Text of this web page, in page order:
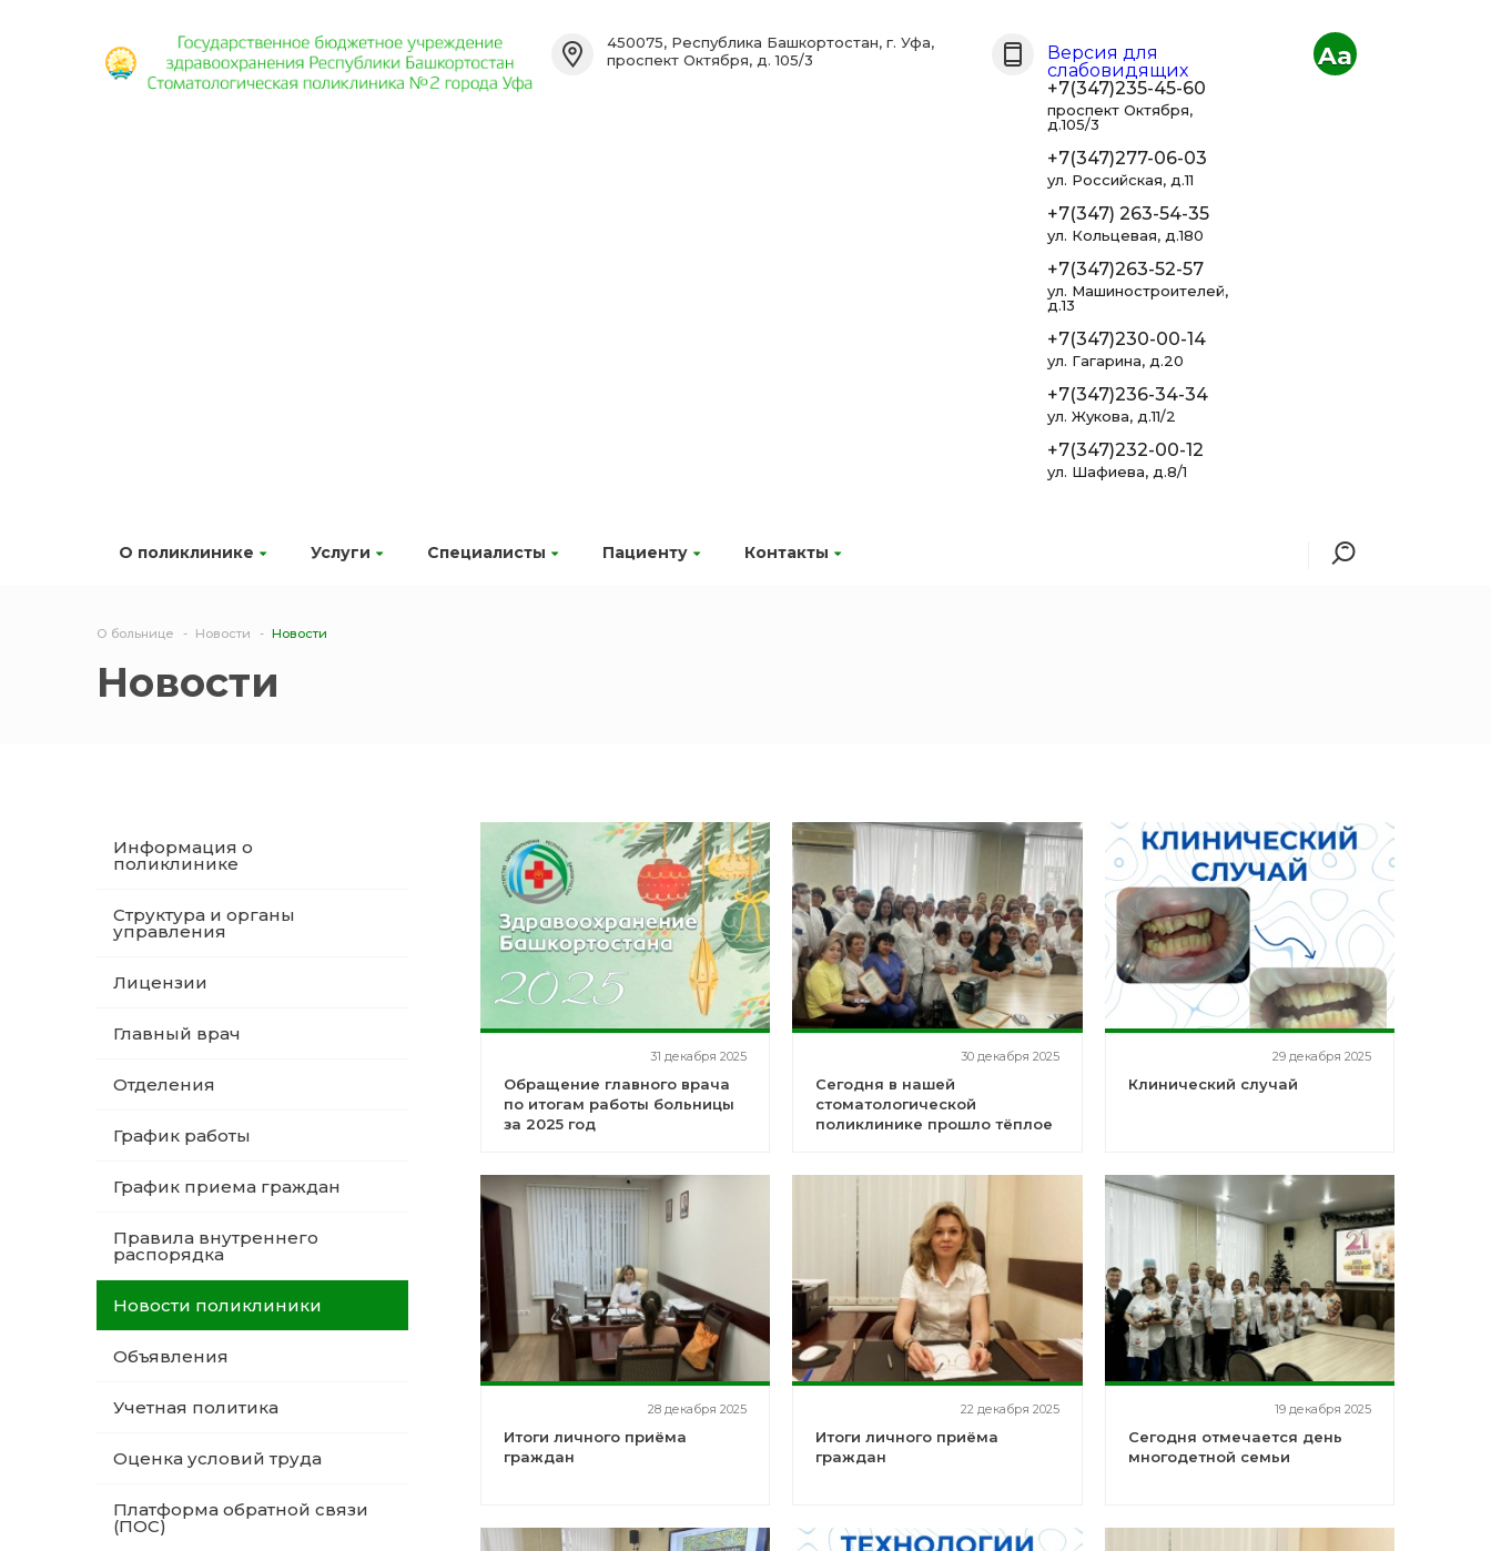
О поликлинике Услуги Специалисты Пациенту Контакты
450075, Республика Башкортостан, г. Уфа,
проспект Октября, д. 105/3
Версия для
слабовидящих
+7(347)235-45-60
проспект Октября,
д.105/3
+7(347)277-06-03
ул. Российская, д.11
+7(347) 263-54-35
ул. Кольцевая, д.180
+7(347)263-52-57
ул. Машиностроителей,
д.13
+7(347)230-00-14
ул. Гагарина, д.20
+7(347)236-34-34
ул. Жукова, д.11/2
+7(347)232-00-12
ул. Шафиева, д.8/1
Aa
О больнице Новости Новости
Новости
Информация о
поликлинике
Структура и органы
управления
Лицензии
Главный врач
Отделения
График работы
График приема граждан
Правила внутреннего
распорядка
Новости поликлиники
Объявления
Учетная политика
Оценка условий труда
Платформа обратной связи
(ПОС)
31 декабря 2025
Обращение главного врача
по итогам работы больницы
за 2025 год
30 декабря 2025
Сегодня в нашей
стоматологической
поликлинике прошло тёплое
29 декабря 2025
Клинический случай
28 декабря 2025
Итоги личного приёма
граждан
22 декабря 2025
Итоги личного приёма
граждан
19 декабря 2025
Сегодня отмечается день
многодетной семьи